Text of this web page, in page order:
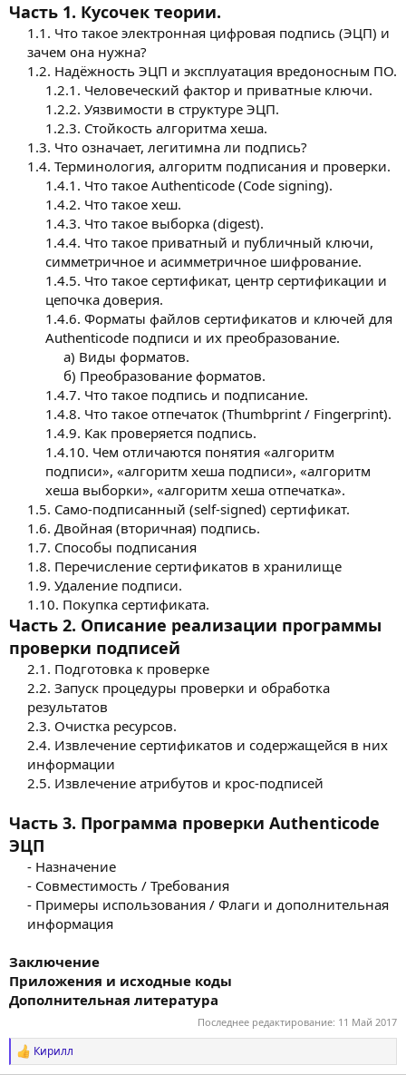
Часть 1. Кусочек теории.
1.1. Что такое электронная цифровая подпись (ЭЦП) и
зачем она нужна?
1.2. Надёжность ЭЦП и эксплуатация вредоносным ПО.
1.2.1. Человеческий фактор и приватные ключи.
1.2.2. Уязвимости в структуре ЭЦП.
1.2.3. Стойкость алгоритма хеша.​
1.3. Что означает, легитимна ли подпись?
1.4. Терминология, алгоритм подписания и проверки.
1.4.1. Что такое Authenticode (Code signing).
1.4.2. Что такое хеш.
1.4.3. Что такое выборка (digest).
1.4.4. Что такое приватный и публичный ключи,
симметричное и асимметричное шифрование.
1.4.5. Что такое сертификат, центр сертификации и
цепочка доверия.
1.4.6. Форматы файлов сертификатов и ключей для
Authenticode подписи и их преобразование.
а) Виды форматов.
б) Преобразование форматов.​
1.4.7. Что такое подпись и подписание.
1.4.8. Что такое отпечаток (Thumbprint / Fingerprint).
1.4.9. Как проверяется подпись.
1.4.10. Чем отличаются понятия «алгоритм
подписи», «алгоритм хеша подписи», «алгоритм
хеша выборки», «алгоритм хеша отпечатка».​
1.5. Само-подписанный (self-signed) сертификат.
1.6. Двойная (вторичная) подпись.
1.7. Способы подписания
1.8. Перечисление сертификатов в хранилище
1.9. Удаление подписи.
1.10. Покупка сертификата.​
Часть 2. Описание реализации программы
проверки подписей
2.1. Подготовка к проверке
2.2. Запуск процедуры проверки и обработка
результатов
2.3. Очистка ресурсов.
2.4. Извлечение сертификатов и содержащейся в них
информации
2.5. Извлечение атрибутов и крос-подписей​
Часть 3. Программа проверки Authenticode
ЭЦП
- Назначение
- Совместимость / Требования
- Примеры использования / Флаги и дополнительная
информация​
Заключение
Приложения и исходные коды
Дополнительная литература
Последнее редактирование: 11 Май 2017
Р
е
Кирилл